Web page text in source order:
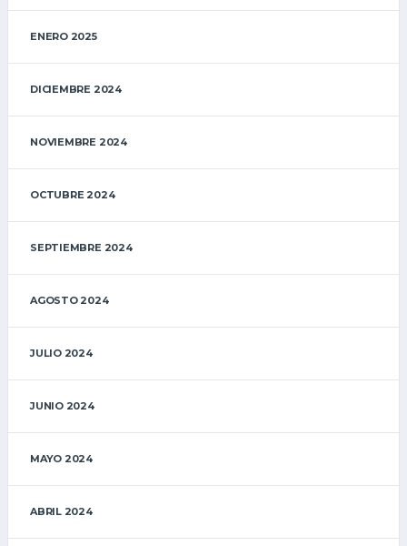
ENERO 2025
DICIEMBRE 2024
NOVIEMBRE 2024
OCTUBRE 2024
SEPTIEMBRE 2024
AGOSTO 2024
JULIO 2024
JUNIO 2024
MAYO 2024
ABRIL 2024